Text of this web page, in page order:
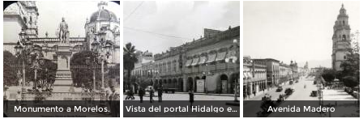
Monumento a Morelos. Vista del portal Hidalgo en Morelia Michoacán ( Circulada el 6 de Abril de 1957 ). Avenida Madero